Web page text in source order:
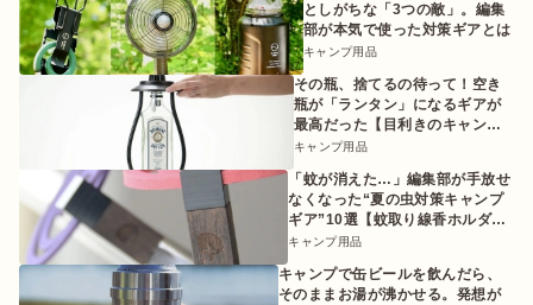
としがちな「3つの敵」。編集
部が本気で使った対策ギアとは
キャンプ用品
その瓶、捨てるの待って！空き
瓶が「ランタン」になるギアが
最高だった【目利きのキャンプ
ギア】
キャンプ用品
「蚊が消えた…」編集部が手放せ
なくなった“夏の虫対策キャンプ
ギア”10選【蚊取り線香ホルダー
etc.】
キャンプ用品
キャンプで缶ビールを飲んだら、
そのままお湯が沸かせる。発想が